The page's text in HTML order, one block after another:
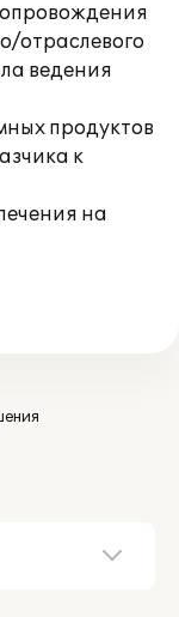
отраслевого
ведения
продуктов
к
на